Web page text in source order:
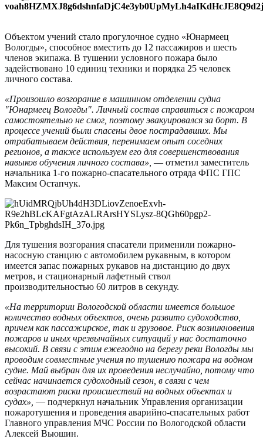
Объектом учений стало прогулочное судно «Юнармеец
Вологды», способное вместить до 12 пассажиров и шесть
членов экипажа. В тушении условного пожара было
задействовано 10 единиц техники и порядка 25 человек
личного состава.
«Произошло возгорание в машинном отделении судна
"Юнармеец Вологды". Личный состав справиться с пожаром
самостоятельно не смог, поэтому эвакуировался за борт. В
процессе учений были спасены двое пострадавших. Мы
отрабатываем действия, перенимаем опыт соседних
регионов, а также используем его для совершенствования
навыков обучения личного состава», — отметил заместитель
начальника 1-го пожарно-спасательного отряда ФПС ГПС
Максим Остапчук.
Для тушения возгорания спасатели применили пожарно-
насосную станцию с автомобилем рукавным, в котором
имеется запас пожарных рукавов на дистанцию до двух
метров, и стационарный лафетный ствол
производительностью 60 литров в секунду.
«На территории Вологодской области имеется большое
количество водных объектов, очень развито судоходство,
причем как пассажирское, так и грузовое. Риск возникновения
пожаров и иных чрезвычайных ситуаций у нас достаточно
высокий. В связи с этим ежегодно на берегу реки Вологды мы
проводим совместные учения по тушению пожара на водном
судне. Май выбран для их проведения неслучайно, потому что
сейчас начинается судоходный сезон, в связи с чем
возрастают риски происшествий на водных объектах и
судах», — подчеркнул начальник Управления организации
пожаротушения и проведения аварийно-спасательных работ
Главного управления МЧС России по Вологодской области
Алексей Вьюшин.